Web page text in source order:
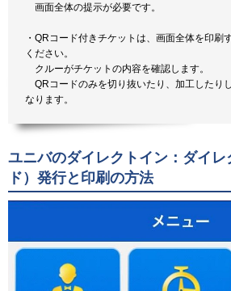
画面全体の提示が必要です。
・QRコード付きチケットは、画面全体を印刷
ください。
クルーがチケットの内容を確認します。
QRコードのみを切り抜いたり、加工したり
なります。
ユニバのダイレクトイン：ダイ
ド）発行と印刷の方法